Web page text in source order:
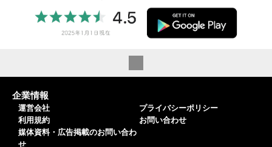
企業情報
運営会社
利用規約
媒体資料・広告掲載のお問い合わ
せ
プライバシーポリシー
お問い合わせ